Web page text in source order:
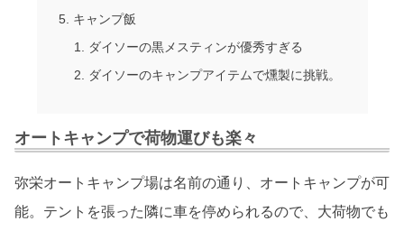
キャンプ飯
ダイソーの黒メスティンが優秀すぎる
ダイソーのキャンプアイテムで燻製に挑戦。
オートキャンプで荷物運びも楽々
弥栄オートキャンプ場は名前の通り、オートキャンプが可
能。テントを張った隣に車を停められるので、大荷物でも